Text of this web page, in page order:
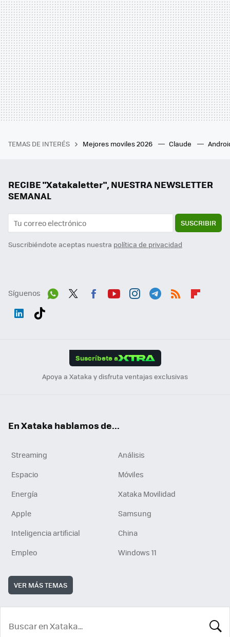
TEMAS DE INTERÉS Mejores moviles 2026 Claude
RECIBE "Xatakaletter", NUESTRA NEWSLETTER
SEMANAL
SUSCRIBIR
Suscribiéndote aceptas nuestra política de privacidad
Síguenos
Suscríbete a
Apoya a Xataka y disfruta ventajas exclusivas
En Xataka hablamos de...
Streaming
Análisis
Espacio
Móviles
Energía
Xataka Movilidad
Apple
Samsung
Inteligencia artificial
China
Empleo
Windows 11
VER MÁS TEMAS